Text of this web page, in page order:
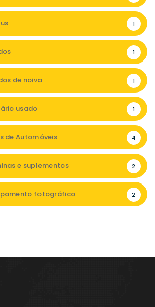
1
1
de noiva 1
usado 1
de Automóveis 4
e suplementos 2
fotográfico 2